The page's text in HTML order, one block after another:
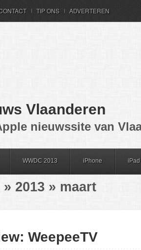
TIP ONS ADVERTEREN
Vlaanderen
nieuwssite van
WWDC 2013 iPhone iPad
2013 » maart
WeepeeTV